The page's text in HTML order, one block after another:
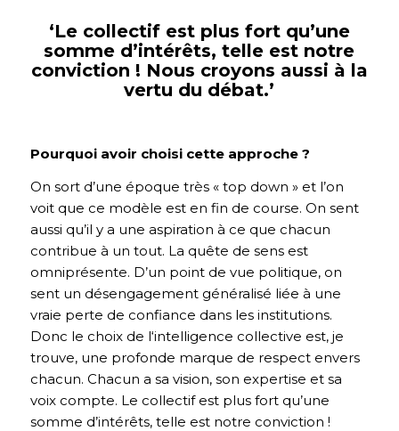
‘Le collectif est plus fort qu’une
somme d’intérêts, telle est notre
conviction ! Nous croyons aussi à la
vertu du débat.’
Pourquoi avoir choisi cette approche ?
On sort d’une époque très « top down » et l’on
voit que ce modèle est en fin de course. On sent
aussi qu’il y a une aspiration à ce que chacun
contribue à un tout. La quête de sens est
omniprésente. D’un point de vue politique, on
sent un désengagement généralisé liée à une
vraie perte de confiance dans les institutions.
Donc le choix de l‘intelligence collective est, je
trouve, une profonde marque de respect envers
chacun. Chacun a sa vision, son expertise et sa
voix compte. Le collectif est plus fort qu’une
somme d’intérêts, telle est notre conviction !